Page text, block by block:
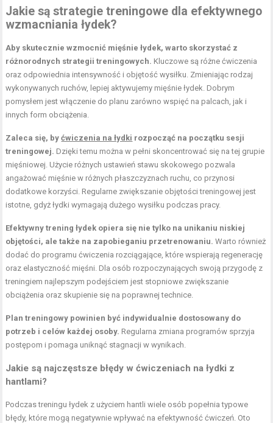
Jakie są strategie treningowe dla efektywnego
wzmacniania łydek?
Aby skutecznie wzmocnić mięśnie łydek, warto skorzystać z
różnorodnych strategii treningowych. Kluczowe są różne ćwiczenia
oraz odpowiednia intensywność i objętość wysiłku. Zmieniając rodzaj
wykonywanych ruchów, lepiej aktywujemy mięśnie łydek. Dobrym
pomysłem jest włączenie do planu zarówno wspięć na palcach, jak i
innych form obciążenia.
Zaleca się, byćwiczenia na łydki rozpocząć na początku sesji
treningowej. Dzięki temu można w pełni skoncentrować się na tej grupie
mięśniowej. Użycie różnych ustawień stawu skokowego pozwala
angażować mięśnie w różnych płaszczyznach ruchu, co przynosi
dodatkowe korzyści. Regularne zwiększanie objętości treningowej jest
istotne, gdyż łydki wymagają dużego wysiłku podczas pracy.
Efektywny trening łydek opiera się nie tylko na unikaniu niskiej
objętości, ale także na zapobieganiu przetrenowaniu. Warto również
dodać do programu ćwiczenia rozciągające, które wspierają regenerację
oraz elastyczność mięśni. Dla osób rozpoczynających swoją przygodę z
treningiem najlepszym podejściem jest stopniowe zwiększanie
obciążenia oraz skupienie się na poprawnej technice.
Plan treningowy powinien być indywidualnie dostosowany do
potrzeb i celów każdej osoby. Regularna zmiana programów sprzyja
postępom i pomaga uniknąć stagnacji w wynikach.
Jakie są najczęstsze błędy w ćwiczeniach na łydki z
hantlami?
Podczas treningu łydek z użyciem hantli wiele osób popełnia typowe
błędy, które mogą negatywnie wpływać na efektywność ćwiczeń. Oto